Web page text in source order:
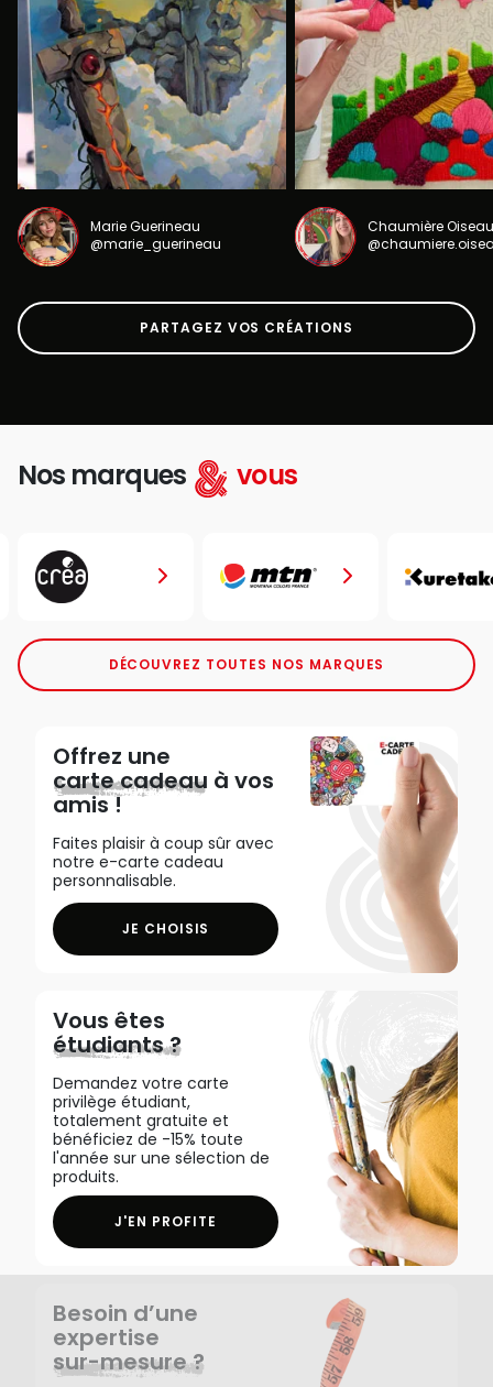
Marie Guerineau
@marie_guerineau
Chaumière Oiseau
PARTAGEZ VOS CRÉATIONS
Nos marques vous
DÉCOUVREZ TOUTES NOS MARQUES
Offrez une
carte cadeau à vos
amis !
Faites plaisir à coup sûr avec
notre e-carte cadeau
personnalisable.
JE CHOISIS
Vous êtes
étudiants ?
Demandez votre carte
privilège étudiant,
totalement gratuite et
bénéficiez de -15% toute
l'année sur une sélection de
produits.
J'EN PROFITE
Besoin d’une
expertise
sur-mesure ?